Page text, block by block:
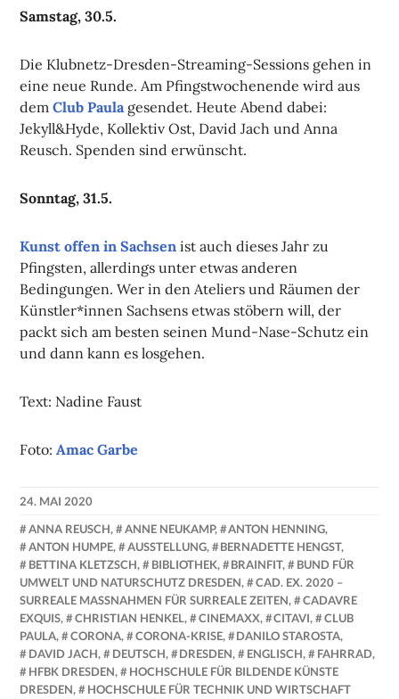
Samstag, 30.5.
Die Klubnetz-Dresden-Streaming-Sessions gehen in
eine neue Runde. Am Pfingstwochenende wird aus
demClub Paulagesendet. Heute Abend dabei:
Jekyll&Hyde, Kollektiv Ost, David Jach und Anna
Reusch. Spenden sind erwünscht.
Sonntag, 31.5.
Kunst offen in Sachsen ist auch dieses Jahr zu
Pfingsten, allerdings unter etwas anderen
Bedingungen. Wer in den Ateliers und Räumen der
Künstler*innen Sachsens etwas stöbern will, der
packt sich am besten seinen Mund-Nase-Schutz ein
und dann kann es losgehen.
Text: Nadine Faust
Foto:Amac Garbe
24. MAI 2020
NADINE
FAUST
ANNA REUSCH, ANNE NEUKAMP, ANTON HENNING,
ANTON HUMPE, AUSSTELLUNG, BERNADETTE HENGST,
BETTINA KLETZSCH, BIBLIOTHEK, BRAINFIT,
BUND FÜR
UMWELT UND NATURSCHUTZ DRESDEN,
CAD. EX. 2020 –
SURREALE MASSNAHMEN FÜR SURREALE ZEITEN
,
CADAVRE
EXQUIS, CHRISTIAN HENKEL, CINEMAXX, CITAVI,
CLUB
PAULA, CORONA, CORONA-KRISE, DANILO STAROSTA,
DAVID JACH, DEUTSCH, DRESDEN, ENGLISCH, FAHRRAD,
HFBK DRESDEN,
HOCHSCHULE FÜR BILDENDE KÜNSTE
DRESDEN,
HOCHSCHULE FÜR TECHNIK UND WIRTSCHAFT